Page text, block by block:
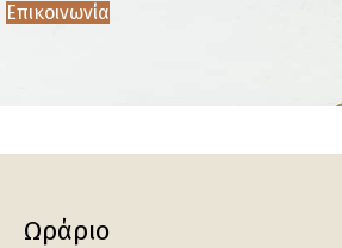
Επικοινωνία
Ωράριο